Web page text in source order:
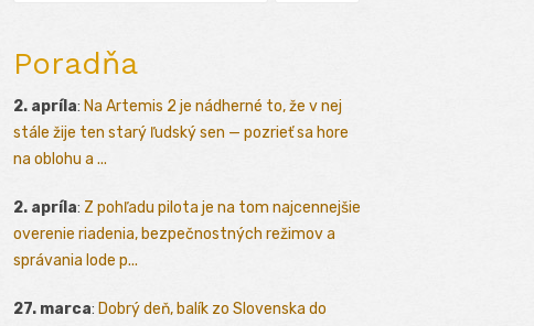
Poradňa
2. apríla: Na Artemis 2 je nádherné to, že v nej
stále žije ten starý ľudský sen — pozrieť sa hore
na oblohu a ...
2. apríla: Z pohľadu pilota je na tom najcennejšie
overenie riadenia, bezpečnostných režimov a
správania lode p...
27. marca: Dobrý deň, balík zo Slovenska do